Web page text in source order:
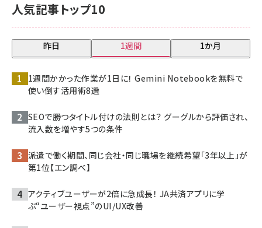
人気記事トップ10
昨日 1週間 1か月
1週間かかった作業が1日に！ Gemini Notebookを無料で
使い倒す活用術8選
SEOで勝つタイトル付けの法則とは？ グーグルから評価され、
流入数を増やす5つの条件
派遣で働く期間、同じ会社・同じ職場を継続希望「3年以上」が
第1位【エン調べ】
アクティブユーザーが2倍に急成長！ JA共済アプリに学
ぶ“ユーザー視点”のUI/UX改善